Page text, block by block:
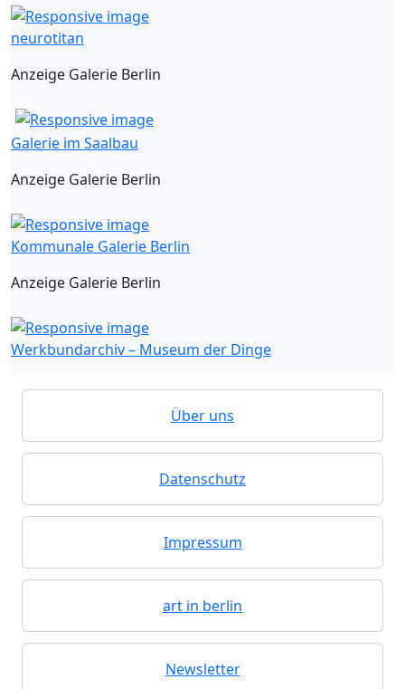
neurotitan
Anzeige Galerie Berlin
Galerie im Saalbau
Anzeige Galerie Berlin
Kommunale Galerie Berlin
Anzeige Galerie Berlin
Werkbundarchiv – Museum der Dinge
Über uns
Datenschutz
Impressum
art in berlin
Newsletter